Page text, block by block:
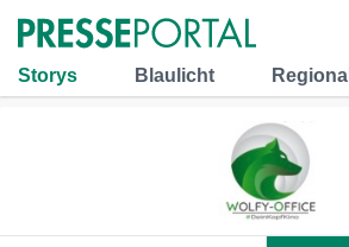
Storys Blaulicht Regional